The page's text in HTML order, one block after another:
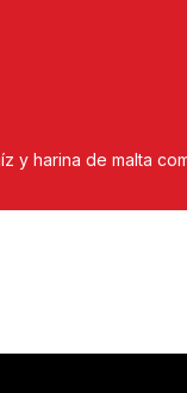
y harina de malta